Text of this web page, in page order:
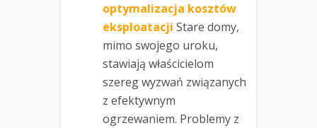
optymalizacja kosztów
eksploatacji Stare domy,
mimo swojego uroku,
stawiają właścicielom
szereg wyzwań związanych
z efektywnym
ogrzewaniem. Problemy z